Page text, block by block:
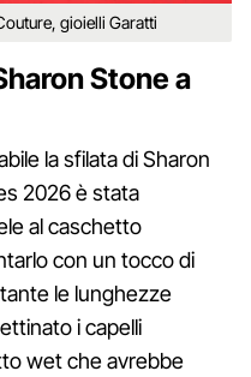
gioielli Garatti
Stone a
la sfilata di Sharon
2026 è stata
al caschetto
con un tocco di
le lunghezze
i capelli
wet che avrebbe